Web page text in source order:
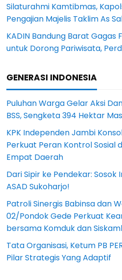
Silaturahmi Kamtibmas,
Pengajian Majelis Taklim As
KADIN Bandung Barat Gagas
untuk Dorong Pariwisata,
GENERASI INDONESIA
Puluhan Warga Gelar Aksi
BSS, Sengketa 394 Hektar
KPK Independen Jambi
Perkuat Peran Kontrol Sosial
Empat Daerah
Dari Sipir ke Pendekar: Sosok
ASAD Sukoharjo!
Patroli Sinergis Babinsa dan
02/Pondok Gede Perkuat
bersama Komduk dan
Tata Organisasi, Ketum PB
Pilar Strategis Yang Adaptif